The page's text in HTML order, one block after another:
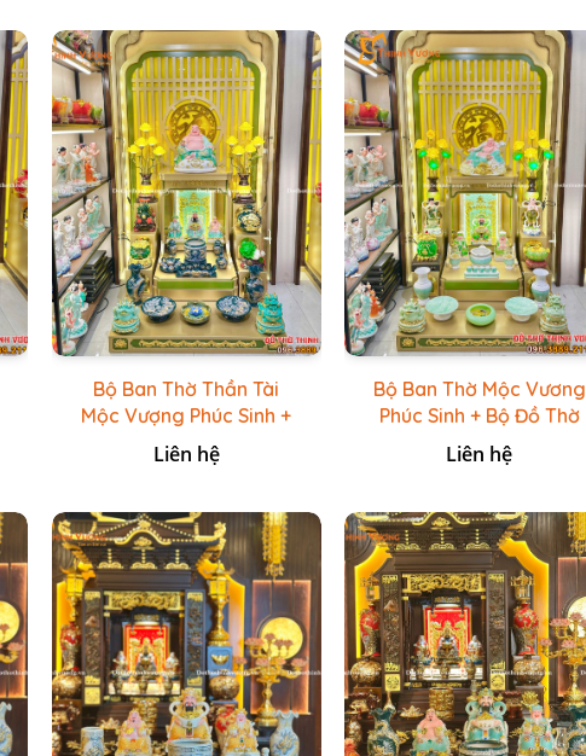
Bộ Ban Thờ Thần Tài
Mộc Vượng Phúc Sinh +
Đồ Sứ Lục Nổi Bát
Tràng
Liên hệ
Bộ Ban Thờ Mộc Vương
Phúc Sinh + Bộ Đồ Thờ
Xanh Đá HR
Liên hệ